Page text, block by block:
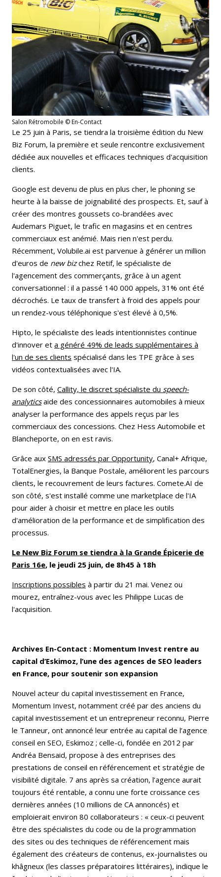
Salon Rétromobile © En-Contact
Le 25 juin à Paris, se tiendra la troisième édition du New
Biz Forum, la première et seule rencontre exclusivement
dédiée aux nouvelles et efficaces techniques d'acquisition
clients.
Google est devenu de plus en plus cher, le phoning se
heurte à la baisse de joignabilité des prospects. Et, sauf à
créer des montres goussets co-brandées avec
Audemars Piguet, le trafic en magasins et en centres
commerciaux est anémié. Mais rien n'est perdu.
Récemment, Volubile.ai est parvenue à générer un million
d'euros de new bizchez Retif, le spécialiste de
l'agencement des commerçants, grâce à un agent
conversationnel : il a passé 140 000 appels, 31% ont été
décrochés. Le taux de transfert à froid des appels pour
un rendez-vous téléphonique s'est élevé à 0,5%.
Hipto, le spécialiste des leads intentionnistes continue
d'innover et a généré 49% de leads supplémentaires à
l'un de ses clients spécialisé dans les TPE grâce à ses
vidéos contextualisées avec l'IA.
De son côté, Callity, le discret spécialiste du speech-
analyticsaide des concessionnaires automobiles à mieux
analyser la performance des appels reçus par les
commerciaux des concessions. Chez Hess Automobile et
Blancheporte, on en est ravis.
Grâce aux SMS adressés par Opportunity, Canal+ Afrique,
TotalEnergies, la Banque Postale, améliorent les parcours
clients, le recouvrement de leurs factures. Comete.AI de
son côté, s'est installé comme une marketplace de l'IA
pour aider à choisir et mettre en place les outils
d'amélioration de la performance et de simplification des
processus.
Le New Biz Forum se tiendra à la Grande Épicerie de
Paris 16e, le jeudi 25 juin, de 8h45 à 18h
Inscriptions possibles à partir du 21 mai. Venez ou
mourez, entraînez-vous avec les Philippe Lucas de
l'acquisition.
Archives En-Contact : Momentum Invest rentre au
capital d’Eskimoz, l’une des agences de SEO leaders
en France, pour soutenir son expansion
Nouvel acteur du capital investissement en France,
Momentum Invest, notamment créé par des anciens du
capital investissement et un entrepreneur reconnu, Pierre
le Tanneur, ont annoncé leur entrée au capital de l’agence
conseil en SEO, Eskimoz ; celle-ci, fondée en 2012 par
Andréa Bensaid, propose à des entreprises des
prestations de conseil en référencement et stratégie de
visibilité digitale. 7 ans après sa création, l’agence aurait
toujours été rentable, a connu une forte croissance ces
dernières années (10 millions de CA annoncés) et
emploierait environ 80 collaborateurs : « ceux-ci peuvent
être des spécialistes du code ou de la programmation
des sites ou des techniques de référencement mais
également des créateurs de contenus, ex-journalistes ou
khâgneux (les classes préparatoires littéraires), indique le